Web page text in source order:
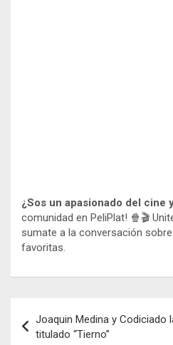
¿Sos un apasionado del cine
comunidad en PeliPlat! 🍿🎬
sumate a la conversación
favoritas.
de
Joaquin Medina y Codiciado
titulado “Tierno”